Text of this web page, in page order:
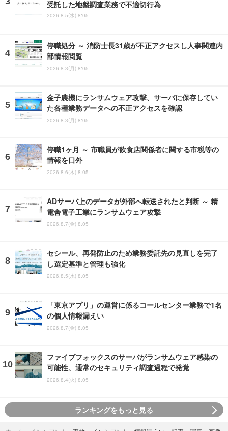
受託した地盤調査業務で不適切行為
2026.8.5(水) 8:05
停職処分 ～ 消防士長31歳が不正アクセスし人事関連内
部情報閲覧
2026.8.3(月) 8:05
金子農機にランサムウェア攻撃、サーバに保存してい
た各種業務データへの不正アクセスを確認
2026.8.3(月) 8:05
停職1ヶ月 ～ 市職員が飲食店関係者に関する市税等の
情報を口外
2026.8.6(木) 8:05
ADサーバ上のデータが外部へ転送されたと判断 ～ 精
電舎電子工業にランサムウェア攻撃
2026.8.7(金) 8:05
セシール、再発防止のため業務委託先の見直しを完了
し選定基準と管理も強化
2026.8.5(水) 8:05
「東京アプリ」の運営に係るコールセンター業務で1名
の個人情報漏えい
2026.8.7(金) 8:05
ファイブフォックスのサーバがランサムウェア感染の
可能性、通常のセキュリティ調査過程で発覚
2026.8.4(火) 8:05
ランキングをもっと見る